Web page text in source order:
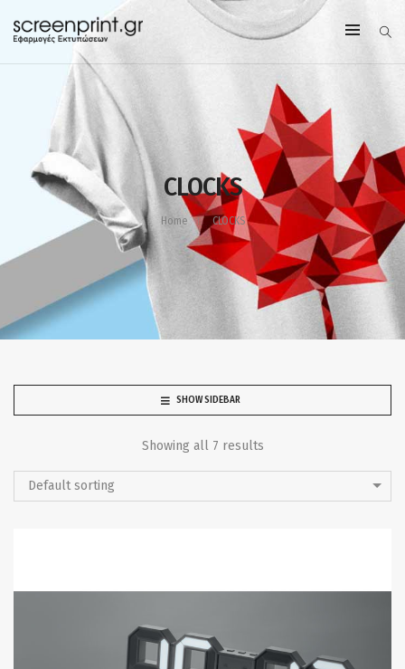
CLOCKS
Home CLOCKS
SHOW SIDEBAR
Showing all 7 results
Default sorting